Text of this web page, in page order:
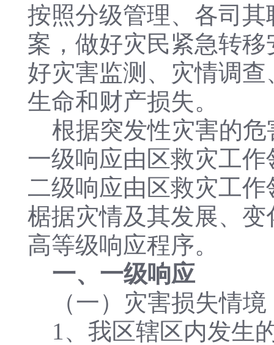
按照分级管理、各司
案，做好灾民紧急转
好灾害监测、灾情调
生命和财产损失。
根据突发性灾害的危
一级响应由区救灾工
二级响应由区救灾工
椐据灾情及其发展、
高等级响应程序。
一、一级响应
（一）灾害损失情境
1、我区辖区内发生